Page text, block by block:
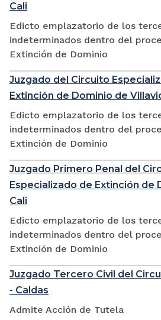
Cali
Edicto emplazatorio de los
indeterminados dentro del
Extinción de Dominio
Juzgado del Circuito
Extinción de Dominio de
Edicto emplazatorio de los
indeterminados dentro del
Extinción de Dominio
Juzgado Primero Penal del
Especializado de Extinción de
Cali
Edicto emplazatorio de los
indeterminados dentro del
Extinción de Dominio
Juzgado Tercero Civil del
- Caldas
Admite Acción de Tutela